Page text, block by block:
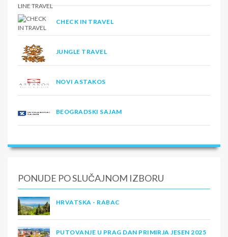
CHECK IN TRAVEL
JUNGLE TRAVEL
NOVI ASTAKOS
BEOGRADSKI SAJAM
PONUDE PO SLUČAJNOM IZBORU
HRVATSKA - RABAC
PUTOVANJE U PRAG DAN PRIMIRJA JESEN 2025